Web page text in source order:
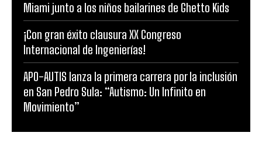
Miami junto a los niños bailarines de Ghetto Kids
¡Con gran éxito clausura XX Congreso
Internacional de Ingenierías!
APO-AUTIS lanza la primera carrera por la inclusión
en San Pedro Sula: “Autismo: Un Infinito en
Movimiento”